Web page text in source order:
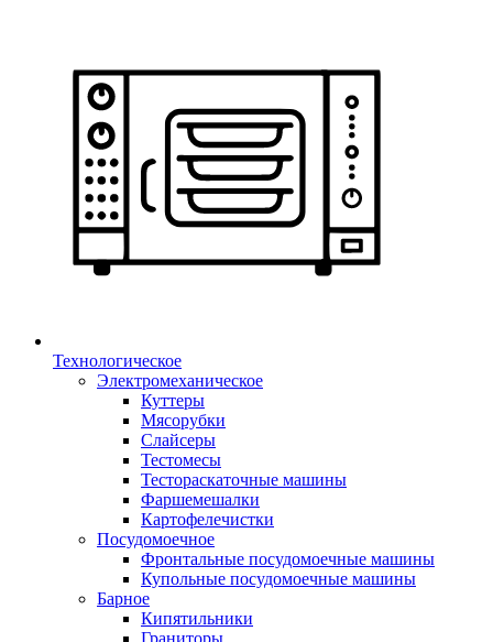
Технологическое
Электромеханическое
Куттеры
Мясорубки
Слайсеры
Тестомесы
Тестораскаточные машины
Фаршемешалки
Картофелечистки
Посудомоечное
Фронтальные посудомоечные машины
Купольные посудомоечные машины
Барное
Кипятильники